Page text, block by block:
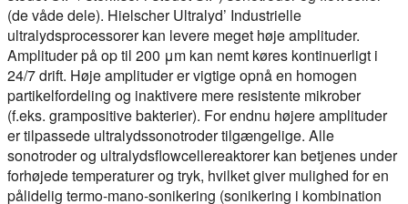
(de våde dele). Hielscher Ultralyd’ Industrielle
ultralydsprocessorer kan levere meget høje amplituder.
Amplituder på op til 200 μm kan nemt køres kontinuerligt i
24/7 drift. Høje amplituder er vigtige opnå en homogen
partikelfordeling og inaktivere mere resistente mikrober
(f.eks. grampositive bakterier). For endnu højere amplituder
er tilpassede ultralydssonotroder tilgængelige. Alle
sonotroder og ultralydsflowcellereaktorer kan betjenes under
forhøjede temperaturer og tryk, hvilket giver mulighed for en
pålidelig termo-mano-sonikering (sonikering i kombination